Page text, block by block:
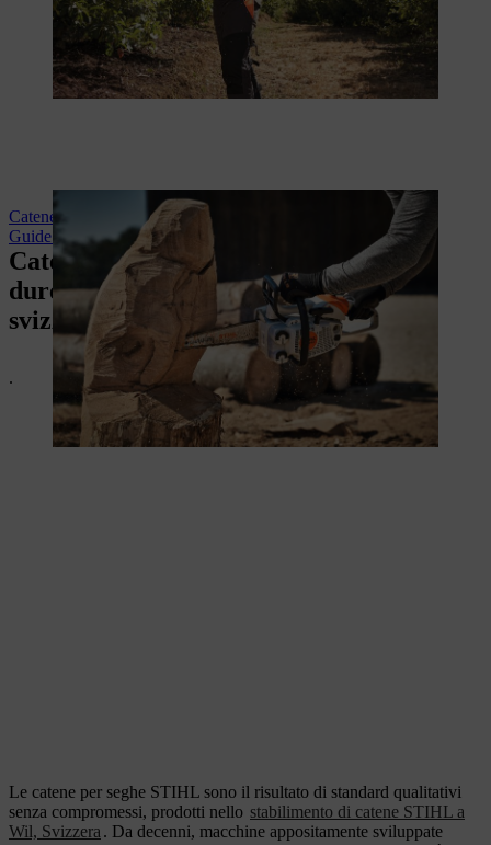
Catene per seghe per applicazioni speciali
Guide per applicazioni speciali
Catene per seghe STIHL: Robuste,
durevoli, lavorazione di precisione
svizzera
.
Le catene per seghe STIHL sono il risultato di standard qualitativi
senza compromessi, prodotti nello stabilimento di catene STIHL a
Wil, Svizzera . Da decenni, macchine appositamente sviluppate